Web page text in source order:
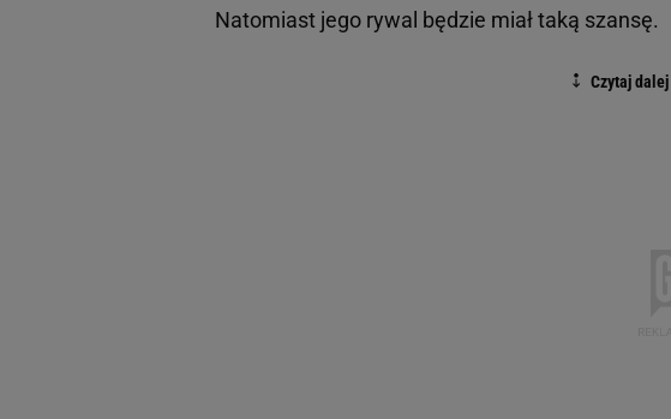
Natomiast jego rywal będzie miał taką szansę.